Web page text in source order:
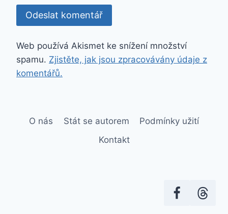
Web používá Akismet ke snížení množství
spamu. Zjistěte, jak jsou zpracovávány údaje z
komentářů.
O nás Stát se autorem
Podmínky užití
Kontakt